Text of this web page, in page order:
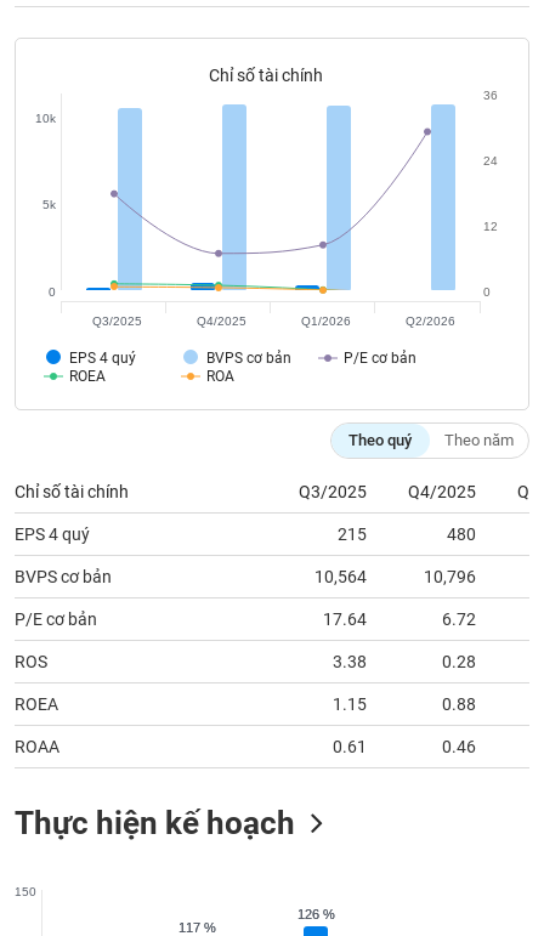
Chỉ số tài chính
EPS 4 quý BVPS cơ bản
P/E cơ bản
ROEA
ROA
0
5k
10k
0
12
24
36
Q3/2025 Q4/2025 Q1/2026 Q2/2026
Theo quý Theo năm
Chỉ số tài chính Q3/2025 Q4/2025
EPS 4 quý 215 480
BVPS cơ bản 10,564 10,796
P/E cơ bản 17.64 6.72
ROS 3.38 0.28
ROEA 1.15 0.88
ROAA 0.61 0.46
Thực hiện kế hoạch
117 %
117 %
126 %
126 %
150
liệu